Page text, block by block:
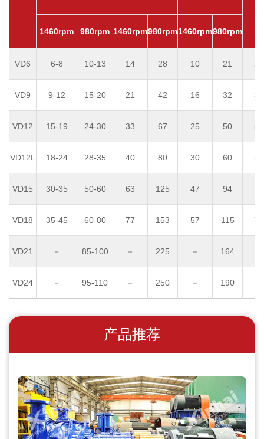
1460rpm 980rpm 1460rpm980rpm1460rpm980rpm
VD6 6-8 10-13 14 28 10 21
VD9 9-12 15-20 21 42 16 32
VD12 15-19 24-30 33 67 25 50
VD12L 18-24 28-35 40 80 30 60
VD15 30-35 50-60 63 125 47 94
VD18 35-45 60-80 77 153 57 115
VD21 － 85-100 － 225 － 164
VD24 － 95-110 － 250 － 190
产品推荐